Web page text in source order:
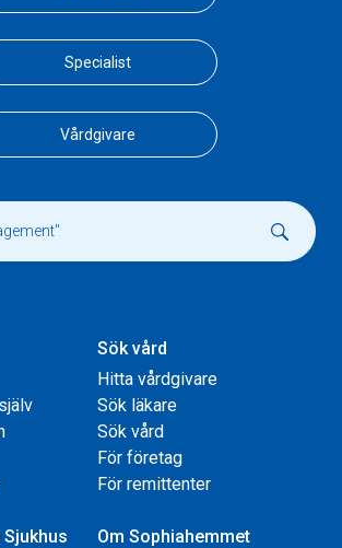
Specialist
Vårdgivare
Sök vård
Hitta vårdgivare
Sök läkare
Sök vård
För företag
För remittenter
Om Sophiahemmet